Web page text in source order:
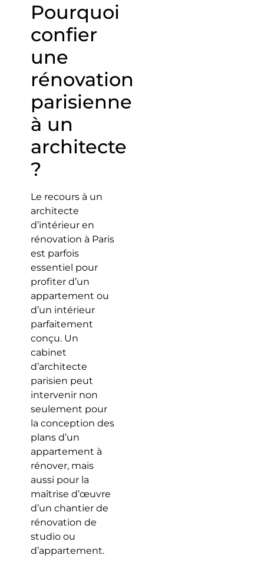
Pourquoi
confier
une
rénovation
parisienne
à un
architecte
?
Le recours à un
architecte
d’intérieur en
rénovation à Paris
est parfois
essentiel pour
profiter d’un
appartement ou
d’un intérieur
parfaitement
conçu. Un
cabinet
d’architecte
parisien peut
intervenir non
seulement pour
la conception des
plans d’un
appartement à
rénover, mais
aussi pour la
maîtrise d’œuvre
d’un chantier de
rénovation de
studio ou
d’appartement.